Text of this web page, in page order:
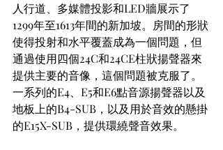
人行道、多媒體投影和LED牆展示了
1299年至1613年間的新加坡。房間的形狀
使得投射和水平覆蓋成為一個問題，但
通過使用四個24C和24CE柱狀揚聲器來
提供主要的音像，這個問題被克服了。
一系列的E4、E5和E6點音源揚聲器以及
地板上的B4-SUB，以及用於音效的懸掛
的E15X-SUB，提供環繞聲音效果。